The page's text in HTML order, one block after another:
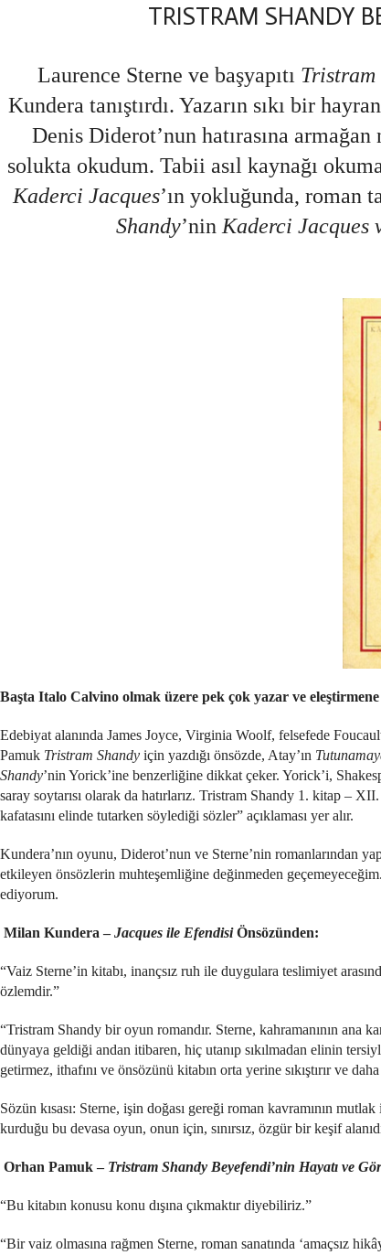
TRISTRAM SHANDY
Laurence Sterne ve başyapıtı Tristram
Kundera tanıştırdı. Yazarın sıkı bir
Denis Diderot’nun hatırasına
solukta okudum. Tabii asıl kaynağı
Kaderci Jacques’ın yokluğunda, roman
Shandy’nin Kaderci Jacques
Başta Italo Calvino olmak üzere pek çok yazar ve
Edebiyat alanında James Joyce, Virginia Woolf, felsefede
Pamuk Tristram Shandy için yazdığı önsözde, Atay’ın
Shandy’nin Yorick’ine benzerliğine dikkat çeker. Yorick’i,
saray soytarısı olarak da hatırlarız. Tristram Shandy 1. kitap –
kafatasını elinde tutarken söylediği sözler” açıklaması yer alır.
Kundera’nın oyunu, Diderot’nun ve Sterne’nin romanlarından
etkileyen önsözlerin muhteşemliğine değinmeden
ediyorum.
Milan Kundera –Jacques ile EfendisiÖnsözünden:
“Vaiz Sterne’in kitabı, inançsız ruh ile duygulara teslimiyet
özlemdir.”
“Tristram Shandy bir oyun romandır. Sterne, kahramanının ana
dünyaya geldiği andan itibaren, hiç utanıp sıkılmadan elinin
getirmez, ithafını ve önsözünü kitabın orta yerine sıkıştırır ve
Sözün kısası: Sterne, işin doğası gereği roman kavramının
kurduğu bu devasa oyun, onun için, sınırsız, özgür bir keşif
Orhan Pamuk – Tristram Shandy Beyefendi’nin Hayatı ve
“Bu kitabın konusu konu dışına çıkmaktır diyebiliriz.”
“Bir vaiz olmasına rağmen Sterne, roman sanatında ‘amaçsız